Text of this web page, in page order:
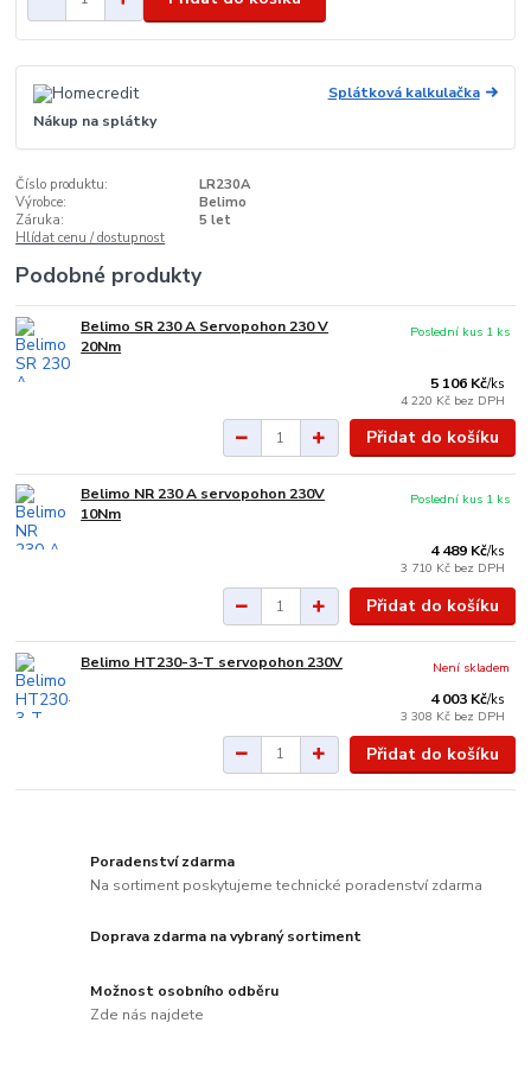
Splátková kalkulačka
Nákup na splátky
Číslo produktu:
LR230A
Výrobce:
Belimo
Záruka:
5 let
Hlídat cenu / dostupnost
Podobné produkty
Belimo SR 230 A Servopohon 230 V
20Nm
5 106 Kč/ks
4 220 Kč bez DPH
Poslední kus 1 ks
Přidat do košíku
Belimo NR 230 A servopohon 230V
10Nm
4 489 Kč/ks
3 710 Kč bez DPH
Poslední kus 1 ks
Přidat do košíku
Belimo HT230-3-T servopohon 230V
4 003 Kč/ks
3 308 Kč bez DPH
Není skladem
Přidat do košíku
Poradenství zdarma
Na sortiment poskytujeme technické poradenství zdarma
Doprava zdarma na vybraný sortiment
Možnost osobního odběru
Zde nás najdete